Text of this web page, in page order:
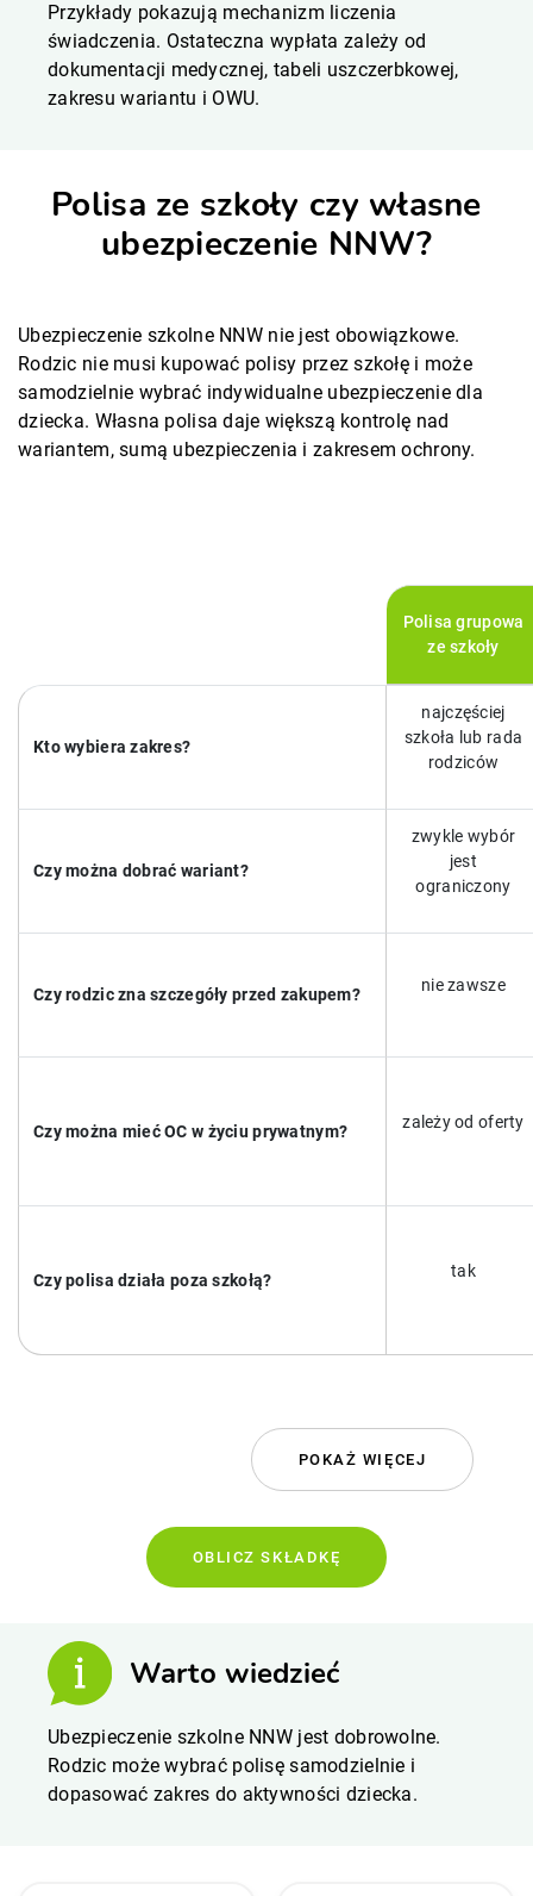
Przykłady pokazują mechanizm liczenia
świadczenia. Ostateczna wypłata zależy od
dokumentacji medycznej, tabeli uszczerbkowej,
zakresu wariantu i OWU.
Polisa ze szkoły czy własne
ubezpieczenie NNW?
Ubezpieczenie szkolne NNW nie jest obowiązkowe.
Rodzic nie musi kupować polisy przez szkołę i może
samodzielnie wybrać indywidualne ubezpieczenie dla
dziecka. Własna polisa daje większą kontrolę nad
wariantem, sumą ubezpieczenia i zakresem ochrony.
Polisa grupowa
ze szkoły
Kto wybiera zakres?
najczęściej
szkoła lub rada
rodziców
Czy można dobrać wariant?
zwykle wybór
jest
ograniczony
Czy rodzic zna szczegóły przed zakupem? nie zawsze
Czy można mieć OC w życiu prywatnym? zależy od oferty
Czy polisa działa poza szkołą? tak
POKAŻ WIĘCEJ
OBLICZ SKŁADKĘ
Warto wiedzieć
Ubezpieczenie szkolne NNW jest dobrowolne.
Rodzic może wybrać polisę samodzielnie i
dopasować zakres do aktywności dziecka.